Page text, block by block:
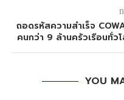
ถอดรหัสความสำเร็จ
คนกว่า 9 ล้านครัวเรือนทั่
YOU